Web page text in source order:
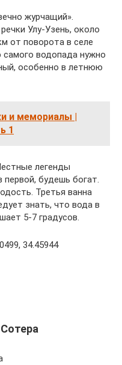
журчащий».
Улу-Узень, около
от поворота в селе
водопада нужно
особенно в летнюю
и мемориалы |
1
легенды
будешь богат.
Третья ванна
знать, что вода в
5-7 градусов.
34.45944